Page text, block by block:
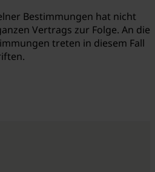
Bestimmungen hat nicht
Vertrags zur Folge. An die
treten in diesem Fall